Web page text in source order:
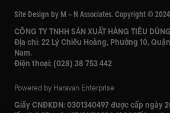
Site Design by M – N Associates. Copyright ©
CÔNG TY TNHH SẢN XUẤT HÀNG TIÊU
Địa chỉ: 22 Lý Chiêu Hoàng, Phường 10,
Nam.
Điện thoại: (028) 38 753 442
Powered by Haravan Enterprise
Giấy CNĐKDN:0301340497 được cấp ngày